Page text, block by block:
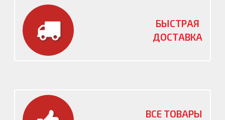
БЫСТРАЯ
ДОСТАВКА
ВСЕ ТОВАРЫ